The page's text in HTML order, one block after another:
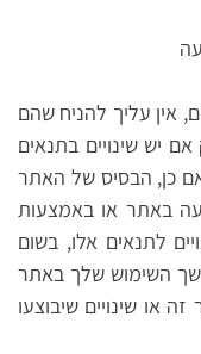
אין עליך להניח שהם
יש שינויים בתנאים
כן, הבסיס של האתר
באתר או באמצעות
לתנאים אלו, בשום
השימוש שלך באתר
או שינויים שיבוצעו